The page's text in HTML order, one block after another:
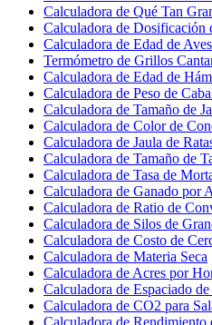
Calculadora de Qué Tan
Calculadora de Dosificación
Calculadora de Edad de Aves
Termómetro de Grillos
Calculadora de Edad de
Calculadora de Peso de
Calculadora de Tamaño de
Calculadora de Color de
Calculadora de Jaula de
Calculadora de Tamaño de
Calculadora de Tasa de
Calculadora de Ganado por
Calculadora de Ratio de
Calculadora de Silos de
Calculadora de Costo de
Calculadora de Materia Seca
Calculadora de Acres por
Calculadora de Espaciado
Calculadora de CO2 para
Calculadora de Rendimiento